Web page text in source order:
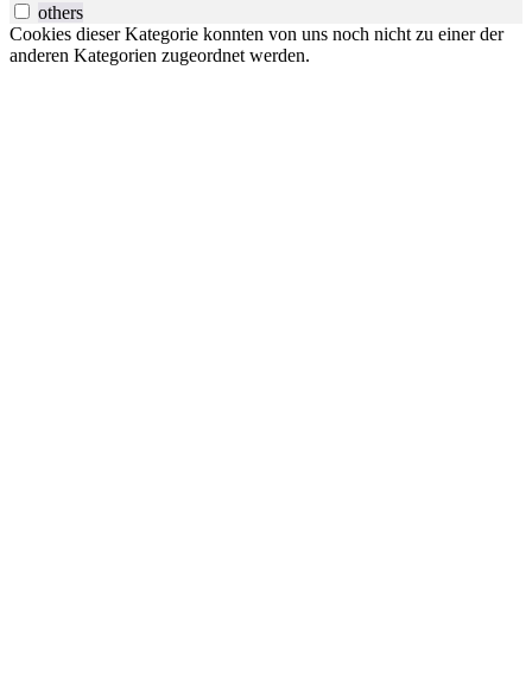
others
Cookies dieser Kategorie konnten von uns noch nicht zu einer der
anderen Kategorien zugeordnet werden.